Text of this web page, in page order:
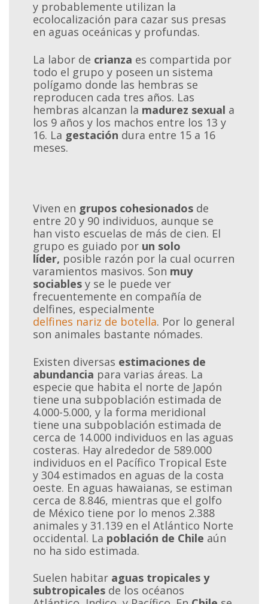
y probablemente utilizan la
ecolocalización para cazar sus presas
en aguas oceánicas y profundas.
La labor de crianza es compartida por
todo el grupo y poseen un sistema
polígamo donde las hembras se
reproducen cada tres años. Las
hembras alcanzan la madurez sexual a
los 9 años y los machos entre los 13 y
16. La gestación dura entre 15 a 16
meses.
Viven en grupos cohesionados de
entre 20 y 90 individuos, aunque se
han visto escuelas de más de cien. El
grupo es guiado por un solo
líder, posible razón por la cual ocurren
varamientos masivos. Son muy
sociables y se le puede ver
frecuentemente en compañía de
delfines, especialmente
delfines nariz de botella. Por lo general
son animales bastante nómades.
Existen diversas estimaciones de
abundancia para varias áreas. La
especie que habita el norte de Japón
tiene una subpoblación estimada de
4.000-5.000, y la forma meridional
tiene una subpoblación estimada de
cerca de 14.000 individuos en las aguas
costeras. Hay alrededor de 589.000
individuos en el Pacífico Tropical Este
y 304 estimados en aguas de la costa
oeste. En aguas hawaianas, se estiman
cerca de 8.846, mientras que el golfo
de México tiene por lo menos 2.388
animales y 31.139 en el Atlántico Norte
occidental. La población de Chile aún
no ha sido estimada.
Suelen habitar aguas tropicales y
subtropicales de los océanos